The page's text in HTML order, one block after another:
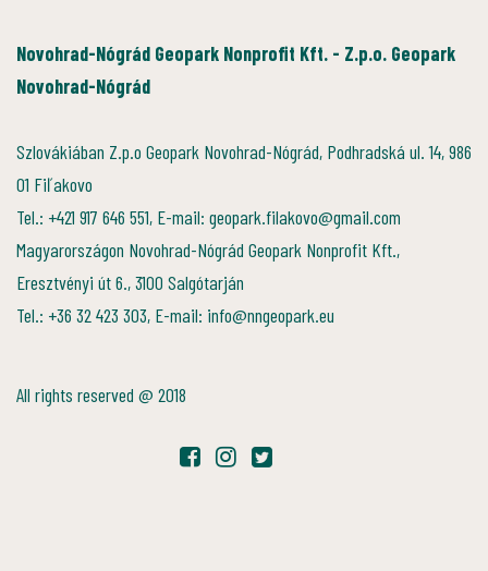
Novohrad-Nógrád Geopark Nonprofit Kft. - Z.p.o. Geopark
Novohrad-Nógrád
Szlovákiában Z.p.o Geopark Novohrad-Nógrád, Podhradská ul. 14, 986
01 Fiľakovo
Tel.: +421 917 646 551, E-mail: geopark.filakovo@gmail.com
Magyarországon Novohrad-Nógrád Geopark Nonprofit Kft.,
Eresztvényi út 6., 3100 Salgótarján
Tel.: +36 32 423 303, E-mail: info@nngeopark.eu
All rights reserved @ 2018